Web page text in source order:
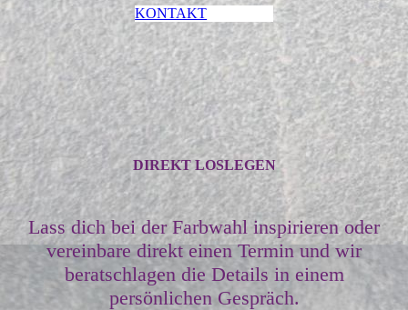
KONTAKT
DIREKT LOSLEGEN
Lass dich bei der Farbwahl inspirieren oder
vereinbare direkt einen Termin und wir
beratschlagen die Details in einem
persönlichen Gespräch.